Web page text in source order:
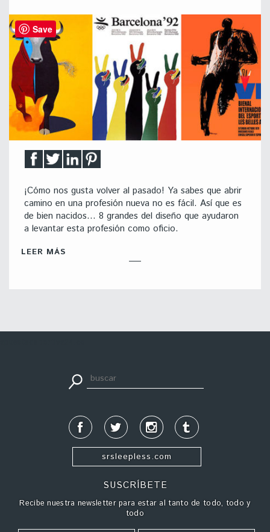
¡Cómo nos gusta volver al pasado! Ya sabes que abrir
camino en una profesión nueva no es fácil. Así que es
de bien nacidos… 8 grandes del diseño que ayudaron
a levantar esta profesión como oficio.
LEER MÁS
srsleepless.com
SUSCRÍBETE
Recibe nuestra newsletter para estar al tanto de todo, todo y
todo
Save